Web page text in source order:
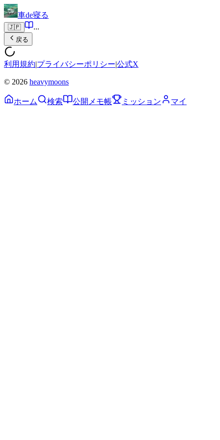
車de寝る
🇯🇵 ...
戻る
利用規約|プライバシーポリシー|公式X
© 2026 heavymoons
ホーム 検索 公開メモ帳 ミッション マイ